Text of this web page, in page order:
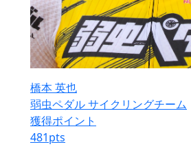
橋本 英也
弱虫ペダル サイクリングチーム
獲得ポイント
481pts